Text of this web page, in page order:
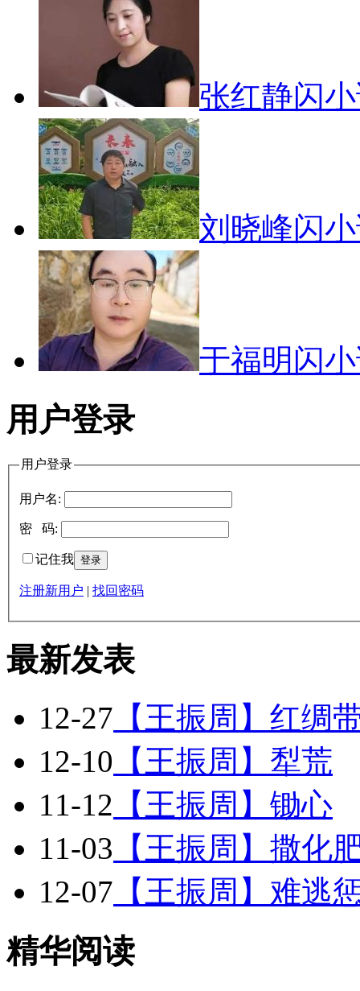
张红静闪
刘晓峰闪
于福明闪
用户登录
用户登录
用户名:
密 码:
记住我
注册新用户 | 找回密码
最新发表
12-27 【王振周】红绸
12-10 【王振周】犁荒
11-12 【王振周】锄心
11-03 【王振周】撒化
12-07 【王振周】难逃
精华阅读